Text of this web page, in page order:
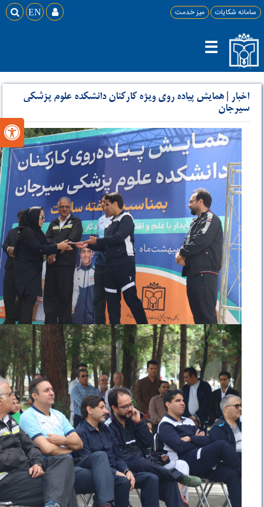
سامانه شکایات میز خدمت  EN 
☰
اخبار |همایش پیاده روی ویژه کارکنان دانشکده علوم پزشکی
سیرجان
